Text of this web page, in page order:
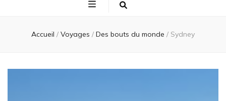
Accueil / Voyages / Des bouts du monde / Sydney